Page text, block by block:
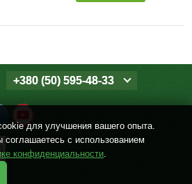
+380 (50) 595-48-33
для улучшения вашего опыта.
с использованием
конфиденциальности.